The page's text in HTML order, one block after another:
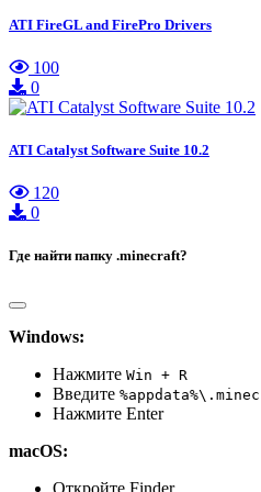
ATI FireGL and FirePro Drivers
100
0
ATI Catalyst Software Suite 10.2
120
0
Где найти папку .minecraft?
Windows:
Нажмите Win + R
Введите
Нажмите Enter
macOS:
Откройте Finder